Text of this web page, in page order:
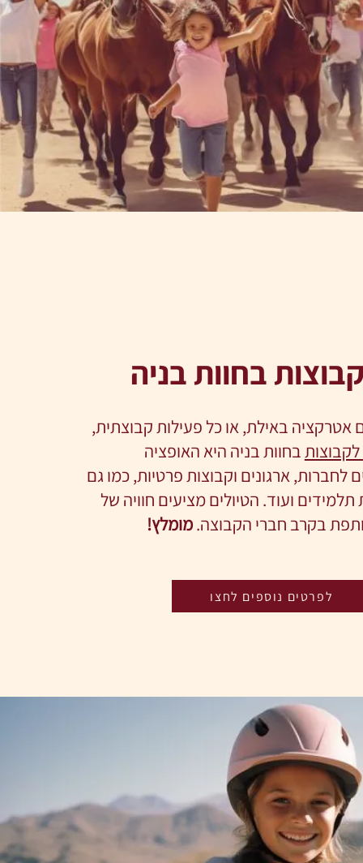
בחוות בניה
באילת, או כל פעילות קבוצתית,
בחוות בניה היא האופציה
ארגונים וקבוצות פרטיות, כמו גם
ועוד. הטיולים מציעים חוויה של
בקרב חברי הקבוצה.מומלץ!
לפרטים נוספים לחצו